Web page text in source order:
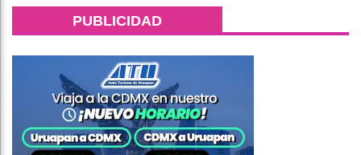
PUBLICIDAD